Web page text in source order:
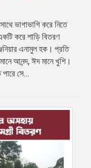
ভাগাভাগি করে নিতে
করে শাড়ি বিতরণ
এনামুল হক। প্রতি
আনন্দ, ঈদ মানে খুশি।
সে...